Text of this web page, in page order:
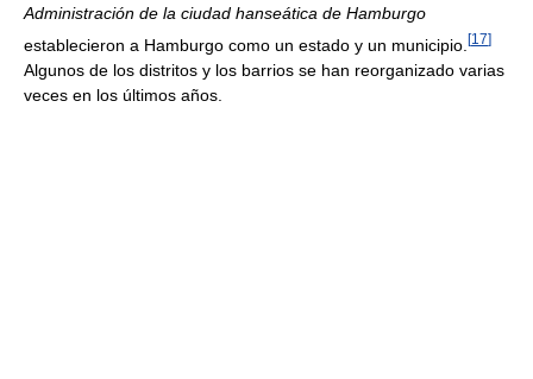
Administración de la ciudad hanseática de Hamburgo
establecieron a Hamburgo como un estado y un municipio. [17]
Algunos de los distritos y los barrios se han reorganizado varias
veces en los últimos años.